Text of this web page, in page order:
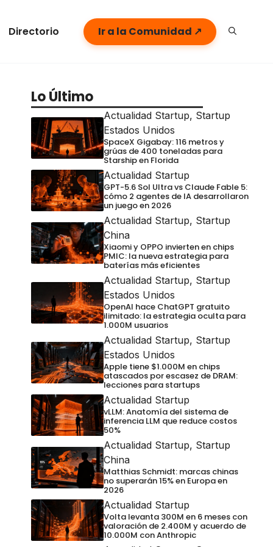
Directorio Ir a la Comunidad ↗
Lo Último
Actualidad Startup, Startup
Estados Unidos
SpaceX Gigabay: 116 metros y
grúas de 400 toneladas para
Starship en Florida
Actualidad Startup
GPT-5.6 Sol Ultra vs Claude Fable 5:
cómo 2 agentes de IA desarrollaron
un juego en 2026
Actualidad Startup, Startup
China
Xiaomi y OPPO invierten en chips
PMIC: la nueva estrategia para
baterías más eficientes
Actualidad Startup, Startup
Estados Unidos
OpenAI hace ChatGPT gratuito
ilimitado: la estrategia oculta para
1.000M usuarios
Actualidad Startup, Startup
Estados Unidos
Apple tiene $1.000M en chips
atascados por escasez de DRAM:
lecciones para startups
Actualidad Startup
vLLM: Anatomía del sistema de
inferencia LLM que reduce costos
50%
Actualidad Startup, Startup
China
Matthias Schmidt: marcas chinas
no superarán 15% en Europa en
2026
Actualidad Startup
Volta levanta 300M en 6 meses con
valoración de 2.400M y acuerdo de
10.000M con Anthropic